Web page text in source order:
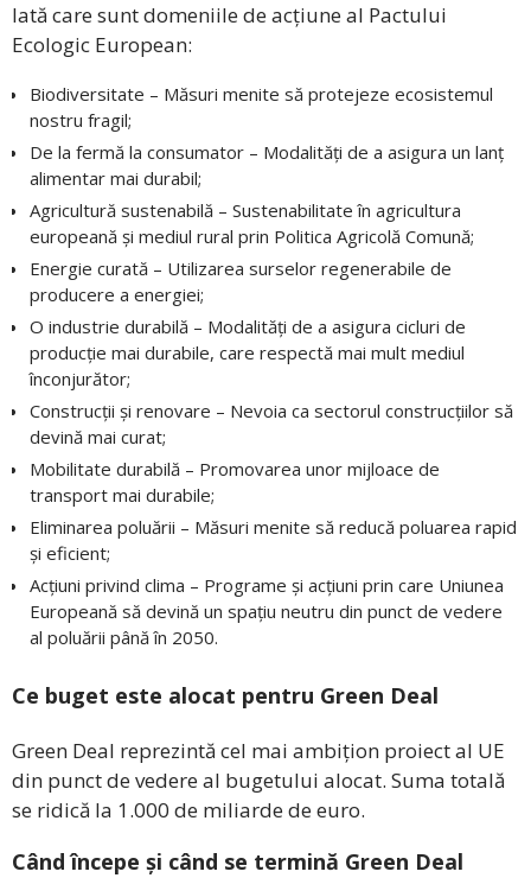
Iată care sunt domeniile de acțiune al Pactului
Ecologic European:
Biodiversitate – Măsuri menite să protejeze ecosistemul
nostru fragil;
De la fermă la consumator – Modalități de a asigura un lanț
alimentar mai durabil;
Agricultură sustenabilă – Sustenabilitate în agricultura
europeană și mediul rural prin Politica Agricolă Comună;
Energie curată – Utilizarea surselor regenerabile de
producere a energiei;
O industrie durabilă – Modalități de a asigura cicluri de
producție mai durabile, care respectă mai mult mediul
înconjurător;
Construcții și renovare – Nevoia ca sectorul construcțiilor să
devină mai curat;
Mobilitate durabilă – Promovarea unor mijloace de
transport mai durabile;
Eliminarea poluării – Măsuri menite să reducă poluarea rapid
și eficient;
Acțiuni privind clima – Programe și acțiuni prin care Uniunea
Europeană să devină un spațiu neutru din punct de vedere
al poluării până în 2050.
Ce buget este alocat pentru Green Deal
Green Deal reprezintă cel mai ambițion proiect al UE
din punct de vedere al bugetului alocat. Suma totală
se ridică la 1.000 de miliarde de euro.
Când începe și când se termină Green Deal